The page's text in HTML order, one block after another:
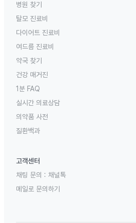
병원 찾기
탈모 진료비
다이어트 진료비
여드름 진료비
약국 찾기
건강 매거진
1분 FAQ
실시간 의료상담
의약품 사전
질환백과
고객센터
채팅 문의 : 채널톡
메일로 문의하기